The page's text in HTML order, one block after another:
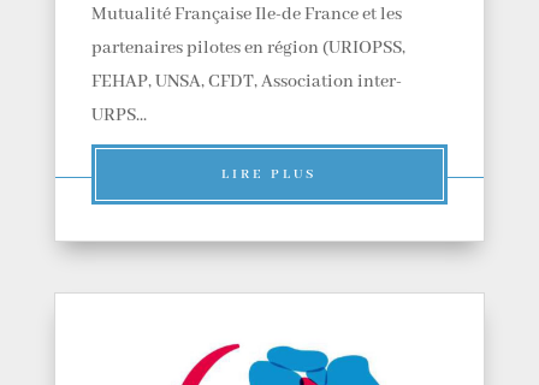
Mutualité Française Ile-de France et les
partenaires pilotes en région (URIOPSS,
FEHAP, UNSA, CFDT, Association inter-
URPS...
LIRE PLUS